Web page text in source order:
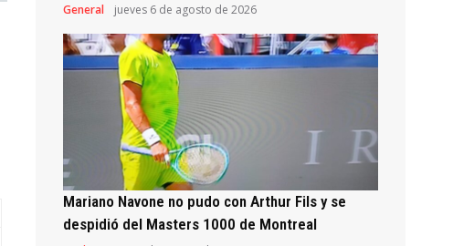
General jueves 6 de agosto de 2026
Mariano Navone no pudo con Arthur Fils y se
despidió del Masters 1000 de Montreal